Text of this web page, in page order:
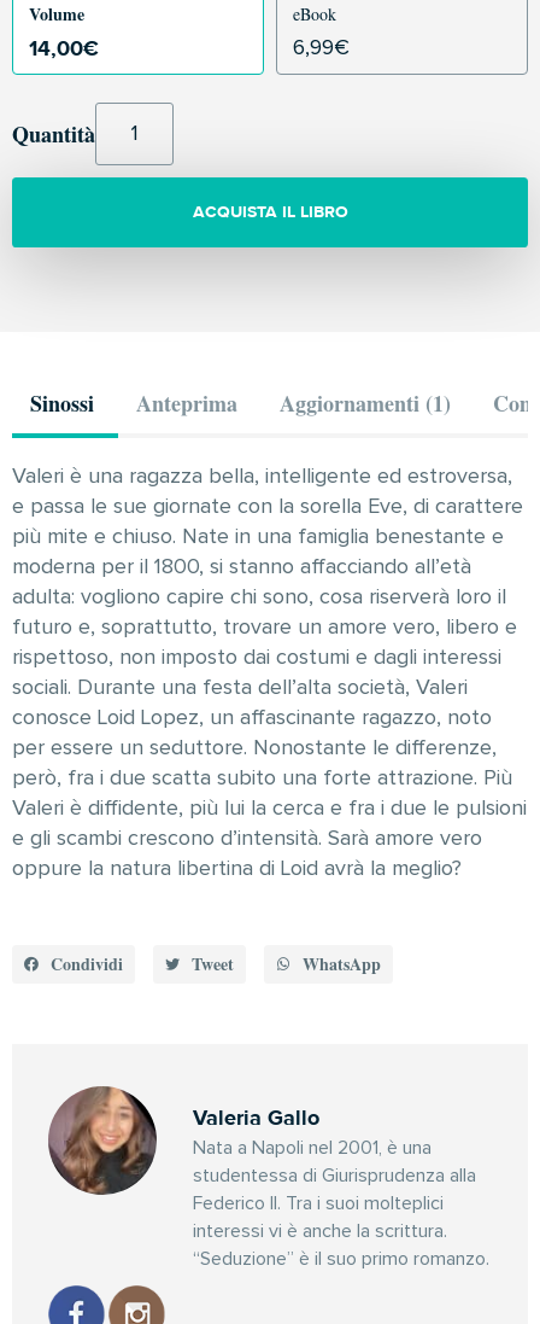
Volume
14,00€
eBook
6,99€
Quantità
ACQUISTA IL LIBRO
Sinossi Anteprima Aggiornamenti (1)
Valeri è una ragazza bella, intelligente ed estroversa,
e passa le sue giornate con la sorella Eve, di carattere
più mite e chiuso. Nate in una famiglia benestante e
moderna per il 1800, si stanno affacciando all’età
adulta: vogliono capire chi sono, cosa riserverà loro il
futuro e, soprattutto, trovare un amore vero, libero e
rispettoso, non imposto dai costumi e dagli interessi
sociali. Durante una festa dell’alta società, Valeri
conosce Loid Lopez, un affascinante ragazzo, noto
per essere un seduttore. Nonostante le differenze,
però, fra i due scatta subito una forte attrazione. Più
Valeri è diffidente, più lui la cerca e fra i due le pulsioni
e gli scambi crescono d’intensità. Sarà amore vero
oppure la natura libertina di Loid avrà la meglio?
Condividi Tweet WhatsApp
Valeria Gallo
Nata a Napoli nel 2001, è una
studentessa di Giurisprudenza alla
Federico II. Tra i suoi molteplici
interessi vi è anche la scrittura.
“Seduzione” è il suo primo romanzo.